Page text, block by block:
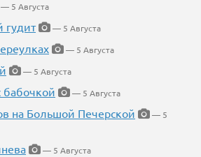
— 5 Августа
гудит
— 5 Августа
— 5 Августа
— 5 Августа
бабочкой
— 5 Августа
на Большой Печерской
— 5
— 5 Августа